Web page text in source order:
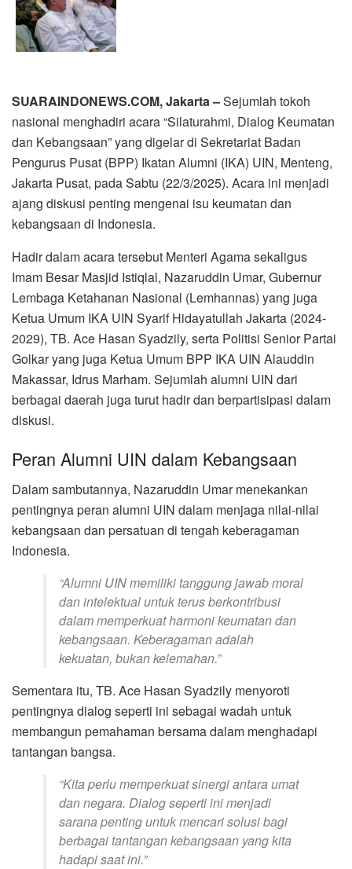
SUARAINDONEWS.COM, Jakarta –Sejumlah tokoh
nasional menghadiri acara “Silaturahmi, Dialog Keumatan
dan Kebangsaan” yang digelar di Sekretariat Badan
Pengurus Pusat (BPP) Ikatan Alumni (IKA) UIN, Menteng,
Jakarta Pusat, pada Sabtu (22/3/2025). Acara ini menjadi
ajang diskusi penting mengenai isu keumatan dan
kebangsaan di Indonesia.
Hadir dalam acara tersebut Menteri Agama sekaligus
Imam Besar Masjid Istiqlal, Nazaruddin Umar, Gubernur
Lembaga Ketahanan Nasional (Lemhannas) yang juga
Ketua Umum IKA UIN Syarif Hidayatullah Jakarta (2024-
2029), TB. Ace Hasan Syadzily, serta Politisi Senior Partai
Golkar yang juga Ketua Umum BPP IKA UIN Alauddin
Makassar, Idrus Marham. Sejumlah alumni UIN dari
berbagai daerah juga turut hadir dan berpartisipasi dalam
diskusi.
Peran Alumni UIN dalam Kebangsaan
Dalam sambutannya, Nazaruddin Umar menekankan
pentingnya peran alumni UIN dalam menjaga nilai-nilai
kebangsaan dan persatuan di tengah keberagaman
Indonesia.
“Alumni UIN memiliki tanggung jawab moral
dan intelektual untuk terus berkontribusi
dalam memperkuat harmoni keumatan dan
kebangsaan. Keberagaman adalah
kekuatan, bukan kelemahan.”
Sementara itu, TB. Ace Hasan Syadzily menyoroti
pentingnya dialog seperti ini sebagai wadah untuk
membangun pemahaman bersama dalam menghadapi
tantangan bangsa.
“Kita perlu memperkuat sinergi antara umat
dan negara. Dialog seperti ini menjadi
sarana penting untuk mencari solusi bagi
berbagai tantangan kebangsaan yang kita
hadapi saat ini.”